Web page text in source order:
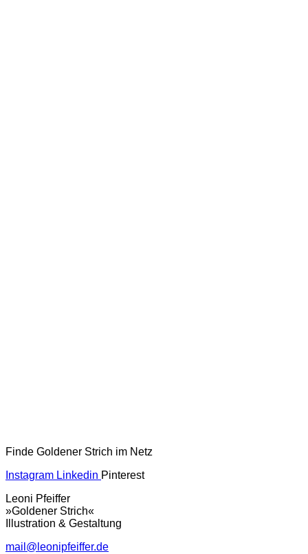
Finde Goldener Strich im Netz
Instagram Linkedin Pinterest
Leoni Pfeiffer
»Goldener Strich«
Illustration & Gestaltung
mail@leonipfeiffer.de